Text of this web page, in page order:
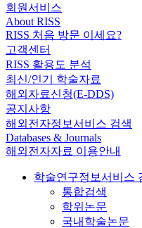
회원서비스
About RISS
RISS 처음 방문 이세요?
고객센터
RISS 활용도 분석
최신/인기 학술자료
해외자료신청(E-DDS)
공지사항
해외전자정보서비스 검색
Databases & Journals
해외전자자료 이용안내
학술연구정보서비스
통합검색
학위논문
국내학술논문